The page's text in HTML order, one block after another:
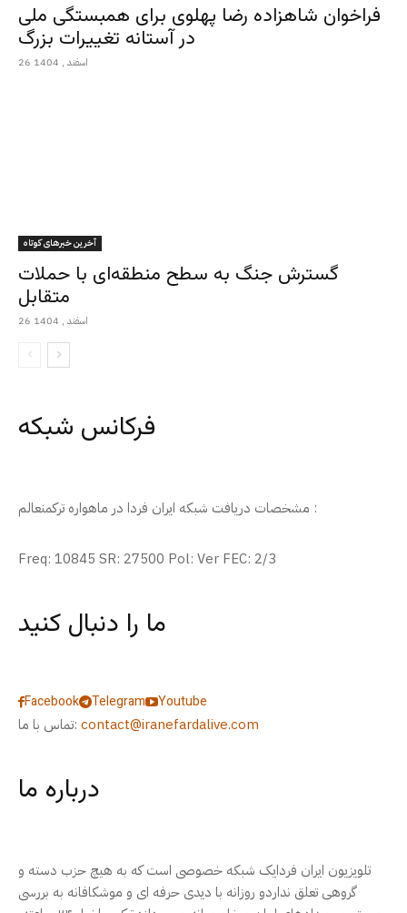
فراخوان شاهزاده رضا پهلوی برای همبستگی ملی
در آستانه تغییرات بزرگ
26 اسفند , 1404
آخرین خبرهای کوتاه
گسترش جنگ به سطح منطقه‌ای با حملات
متقابل
26 اسفند , 1404
فرکانس شبکه
مشخصات دریافت شبکه ایران فردا در ماهواره ترکمنعالم :
Freq: 10845 SR: 27500 Pol: Ver FEC: 2/3
ما را دنبال کنید
Facebook Telegram
Youtube
تماس با ما: contact@iranefardalive.com
درباره ما
تلویزیون ایران فردایک شبکه خصوصی است که به هیچ حزب دسته و
گروهی تعلق نداردو روزانه با دیدی حرفه ای و موشکافانه به بررسی